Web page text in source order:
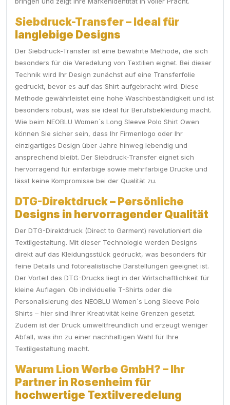
Siebdruck-Transfer – Ideal für
langlebige Designs
Der Siebdruck-Transfer ist eine bewährte Methode, die sich
besonders für die Veredelung von Textilien eignet. Bei dieser
Technik wird Ihr Design zunächst auf eine Transferfolie
gedruckt, bevor es auf das Shirt aufgebracht wird. Diese
Methode gewährleistet eine hohe Waschbeständigkeit und ist
besonders robust, was sie ideal für Berufsbekleidung macht.
Wie beim NEOBLU Women´s Long Sleeve Polo Shirt Owen
können Sie sicher sein, dass Ihr Firmenlogo oder Ihr
einzigartiges Design über Jahre hinweg lebendig und
ansprechend bleibt. Der Siebdruck-Transfer eignet sich
hervorragend für einfarbige sowie mehrfarbige Drucke und
lässt keine Kompromisse bei der Qualität zu.
DTG-Direktdruck – Persönliche
Designs in hervorragender Qualität
Der DTG-Direktdruck (Direct to Garment) revolutioniert die
Textilgestaltung. Mit dieser Technologie werden Designs
direkt auf das Kleidungsstück gedruckt, was besonders für
feine Details und fotorealistische Darstellungen geeignet ist.
Der Vorteil des DTG-Drucks liegt in der Wirtschaftlichkeit für
kleine Auflagen. Ob individuelle T-Shirts oder die
Personalisierung des NEOBLU Women´s Long Sleeve Polo
Shirts – hier sind Ihrer Kreativität keine Grenzen gesetzt.
Zudem ist der Druck umweltfreundlich und erzeugt weniger
Abfall, was ihn zu einer nachhaltigen Wahl für Ihre
Textilgestaltung macht.
Warum Lion Werbe GmbH? – Ihr
Partner in Rosenheim für
hochwertige Textilveredelung